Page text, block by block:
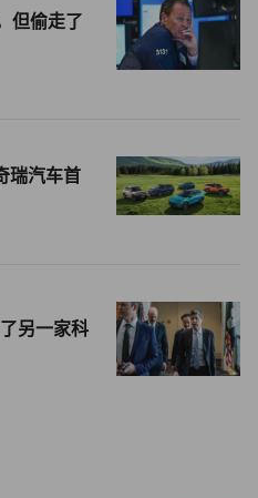
渗透，最具价值的信息系统
、内嵌智能能力的系统。价值
力的系统迁移，即能够理解
型的方式。
从根本上改变组织运营方式
不同的人工智能应用策略。它
产生真实经济后果的运营系
但偷走了
瑞汽车首
另一家科